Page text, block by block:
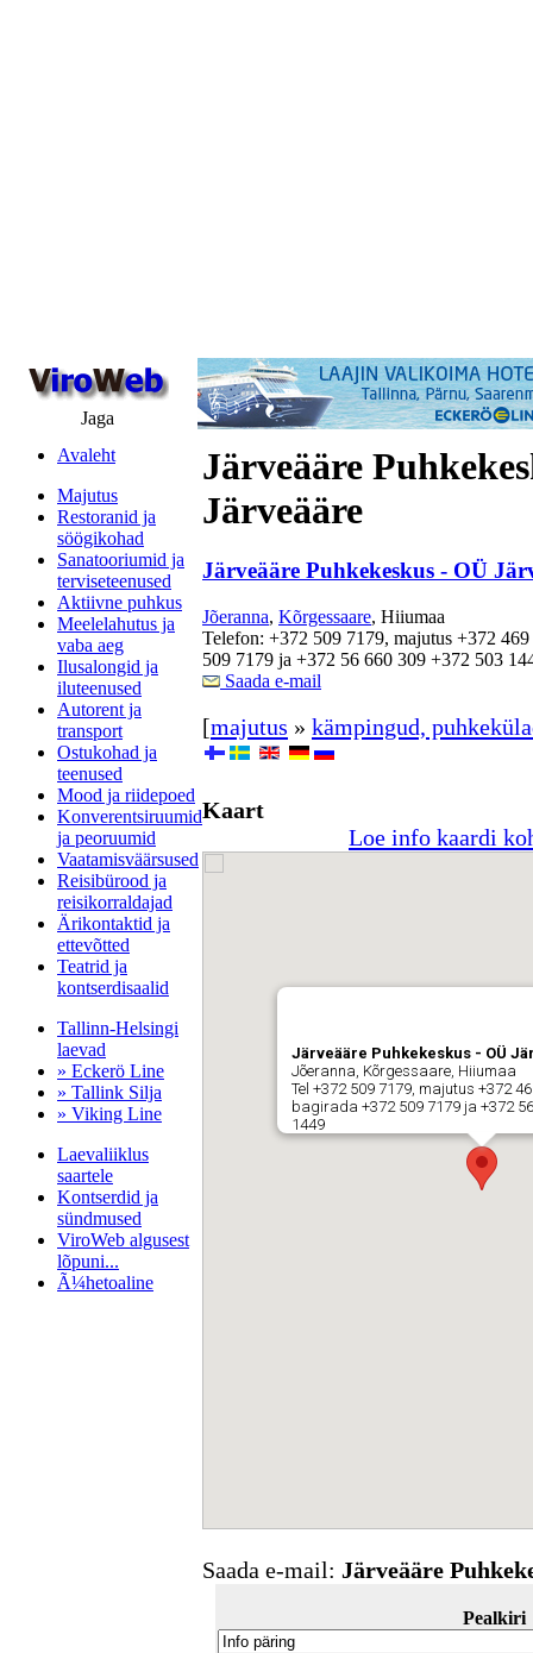
Jaga
Avaleht
Majutus
Restoranid ja
söögikohad
Sanatooriumid ja
terviseteenused
Aktiivne puhkus
Meelelahutus ja
vaba aeg
Ilusalongid ja
iluteenused
Autorent ja
transport
Ostukohad ja
teenused
Mood ja riidepoed
Konverentsiruumid
ja peoruumid
Vaatamisväärsused
Reisibürood ja
reisikorraldajad
Ärikontaktid ja
ettevõtted
Teatrid ja
kontserdisaalid
Tallinn-Helsingi
laevad
» Eckerö Line
» Tallink Silja
» Viking Line
Laevaliiklus
saartele
Kontserdid ja
sündmused
ViroWeb algusest
lõpuni...
Ã¼hetoaline
Järveääre
Järveääre
Järveääre Puhkekeskus - OÜ
Jõeranna, Kõrgessaare, Hiiumaa
Telefon: +372 509 7179, majutus +372
509 7179 ja +372 56 660 309 +372 503
Saada e-mail
[majutus » kämpingud,
Kaart
Loe info kaardi
Järveääre Puhkekeskus - OÜ
Jõeranna, Kõrgessaare, Hiiumaa
Tel +372 509 7179, majutus +372
bagirada +372 509 7179 ja +372
1449
Saada e-mail: Järveääre
Pealkiri